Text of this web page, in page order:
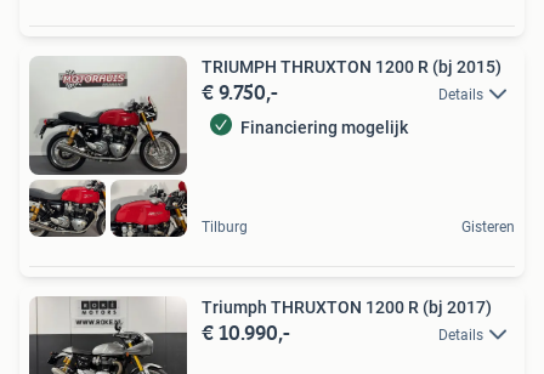
TRIUMPH THRUXTON 1200 R (bj 2015)
€ 9.750,- Details
Financiering mogelijk
Tilburg Gisteren
Triumph THRUXTON 1200 R (bj 2017)
€ 10.990,- Details